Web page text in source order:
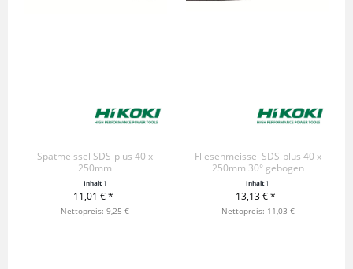
Spatmeissel SDS-plus 40 x
250mm
Inhalt 1
11,01 € *
+ IN DEN WARENKORB
Nettopreis: 9,25 €
Fliesenmeissel SDS-plus 40 x
250mm 30° gebogen
Inhalt 1
13,13 € *
+ IN DEN WARENKORB
Nettopreis: 11,03 €